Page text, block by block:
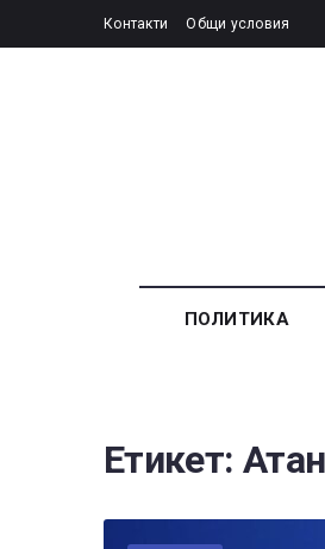
Контакти Общи условия
ПОЛИТИКА
Етикет: